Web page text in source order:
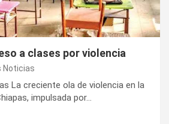
a clases por violencia
Noticias
La creciente ola de violencia en la
impulsada por…